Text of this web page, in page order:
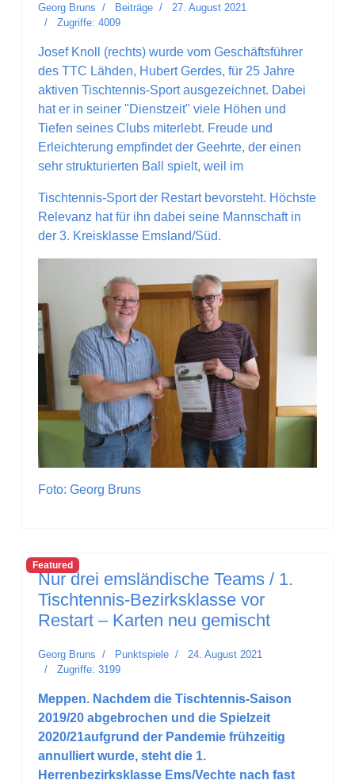
Georg Bruns Beiträge
27. August 2021
Zugriffe: 4009
Josef Knoll (rechts) wurde vom Geschäftsführer
des TTC Lähden, Hubert Gerdes, für 25 Jahre
aktiven Tischtennis-Sport ausgezeichnet. Dabei
hat er in seiner "Dienstzeit" viele Höhen und
Tiefen seines Clubs miterlebt. Freude und
Erleichterung empfindet der Geehrte, der einen
sehr strukturierten Ball spielt, weil im
Tischtennis-Sport der Restart bevorsteht. Höchste
Relevanz hat für ihn dabei seine Mannschaft in
der 3. Kreisklasse Emsland/Süd.
Foto: Georg Bruns
Featured
Nur drei emsländische Teams / 1.
Tischtennis-Bezirksklasse vor
Restart – Karten neu gemischt
Georg Bruns Punktspiele
24. August 2021
Zugriffe: 3199
Meppen. Nachdem die Tischtennis-Saison
2019/20 abgebrochen und die Spielzeit
2020/21aufgrund der Pandemie frühzeitig
annulliert wurde, steht die 1.
Herrenbezirksklasse Ems/Vechte nach fast